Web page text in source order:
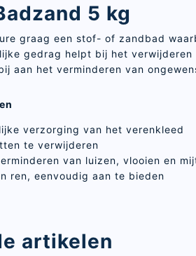
5 kg
graag een stof- of zandbad
gedrag helpt bij het
aan het verminderen van
verzorging van het verenkleed
te verwijderen
van luizen, vlooien en
ren, eenvoudig aan te bieden
artikelen